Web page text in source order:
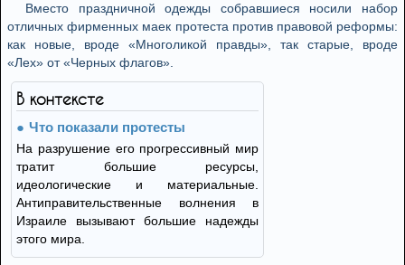
Вместо праздничной одежды собравшиеся носили набор
отличных фирменных маек протеста против правовой реформы:
как новые, вроде «Многоликой правды», так старые, вроде
«Лех» от «Черных флагов».
В контексте
Что показали протесты
На разрушение его прогрессивный мир
тратит большие ресурсы,
идеологические и материальные.
Антиправительственные волнения в
Израиле вызывают большие надежды
этого мира.